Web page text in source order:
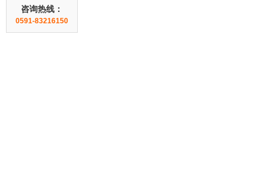
咨询热线：
0591-83216150